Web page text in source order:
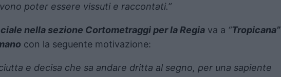
poter essere vissuti e raccontati.”
nella sezione Cortometraggi per la Regia va a “Tropicana”
con la seguente motivazione:
e decisa che sa andare dritta al segno, per una sapiente